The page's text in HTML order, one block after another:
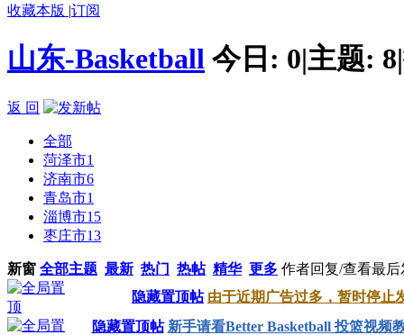
收藏本版 |订阅
山东-Basketball 今日: 0|主题: 8|
返 回
全部
菏泽市1
济南市6
青岛市1
淄博市15
枣庄市13
新窗 全部主题 最新 热门 热帖 精华 更多 作者回复/查看最后
隐藏置顶帖 由于近期广告过多，暂时停止
隐藏置顶帖 新手请看Better Basketball 投篮视频